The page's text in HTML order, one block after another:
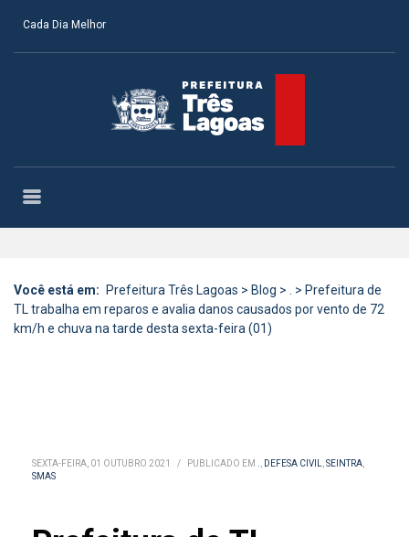
Cada Dia Melhor
Você está em: Prefeitura Três Lagoas > Blog > . > Prefeitura de
TL trabalha em reparos e avalia danos causados por vento de 72
km/h e chuva na tarde desta sexta-feira (01)
SEXTA-FEIRA, 01 OUTUBRO 2021 / PUBLICADO EM ., DEFESA CIVIL,SEINTRA,
SMAS